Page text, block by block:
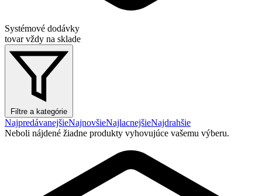
Systémové dodávky
tovar vždy na sklade
Filtre a kategórie
NajpredávanejšieNajnovšieNajlacnejšieNajdrahšie
Neboli nájdené žiadne produkty vyhovujúce vašemu výberu.